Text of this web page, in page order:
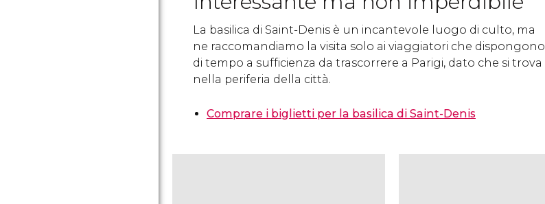
La basilica di Saint-Denis è un incantevole luogo di culto, ma
ne raccomandiamo la visita solo ai viaggiatori che dispongono
di tempo a sufficienza da trascorrere a Parigi, dato che si trova
nella periferia della città.
Comprare i biglietti per la basilica di Saint-Denis